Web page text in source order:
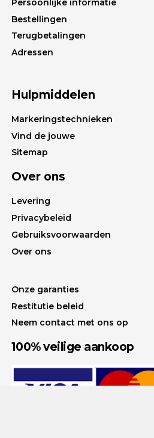
Persoonlijke informatie
Bestellingen
Terugbetalingen
Adressen
Hulpmiddelen
Markeringstechnieken
Vind de jouwe
Sitemap
Over ons
Levering
Privacybeleid
Gebruiksvoorwaarden
Over ons
Onze garanties
Restitutie beleid
Neem contact met ons op
100% veilige aankoop